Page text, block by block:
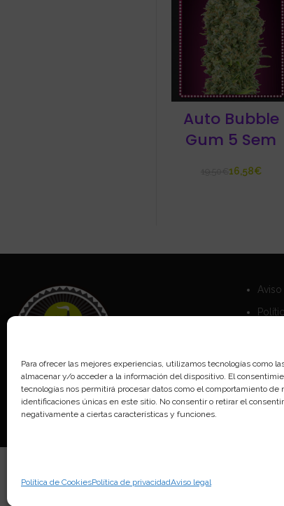
Para ofrecer las mejores experiencias, utilizamos tecnologías como
almacenar y/o acceder a la información del dispositivo. El
tecnologías nos permitirá procesar datos como el comportamiento de
identificaciones únicas en este sitio. No consentir o retirar el
negativamente a ciertas características y funciones.
Política de CookiesPolítica de privacidadAviso legal
Auto Bubble
Gum 5 Sem
16,58€